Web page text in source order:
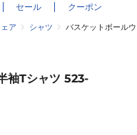
セール クーポン
ア シャツ バスケットボール
袖Tシャツ 523-